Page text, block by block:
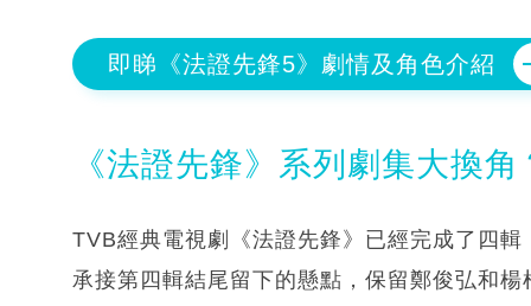
即睇《法證先鋒5》劇情及角色介紹
《法證先鋒》系列劇集大換角
TVB經典電視劇《法證先鋒》已經完成了四
承接第四輯結尾留下的懸點，保留鄭俊弘和